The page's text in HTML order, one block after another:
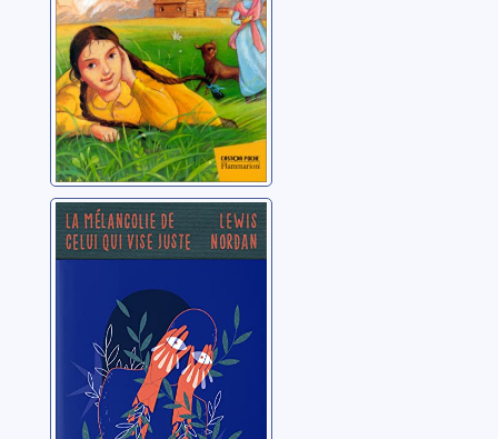
La mélancolie de
celui qui vise
Nordan, Lewis Alonzo